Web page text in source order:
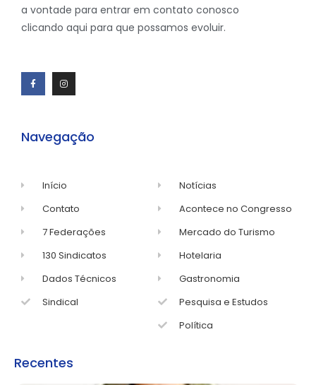
a vontade para entrar em contato conosco
clicando aqui para que possamos evoluir.
Navegação
Início
Contato
7 Federações
130 Sindicatos
Dados Técnicos
Sindical
Notícias
Acontece no Congresso
Mercado do Turismo
Hotelaria
Gastronomia
Pesquisa e Estudos
Política
Recentes